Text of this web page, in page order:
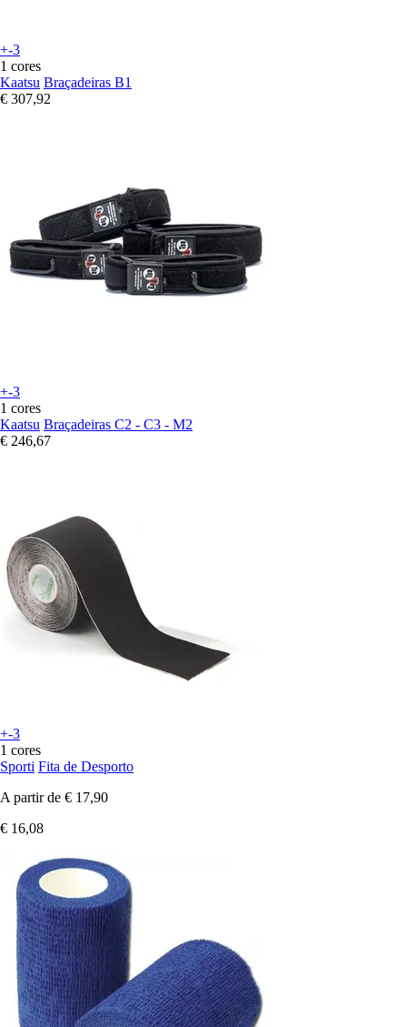
+-3
1 cores
Kaatsu Braçadeiras B1
€ 307,92
+-3
1 cores
Kaatsu Braçadeiras C2 - C3 - M2
€ 246,67
+-3
1 cores
Sporti Fita de Desporto
A partir de € 17,90
€ 16,08